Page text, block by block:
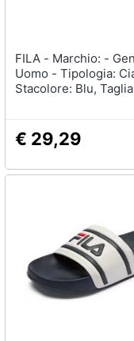
FILA - Marchio: - Genere:
Uomo - Tipologia:
Stacolore: Blu,
€ 29,29